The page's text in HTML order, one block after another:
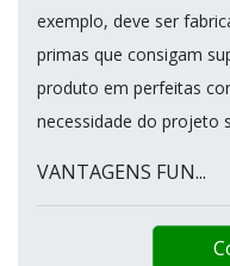
exemplo, deve ser
primas que consigam
produto em perfeitas
necessidade do projeto
VANTAGENS FUN...